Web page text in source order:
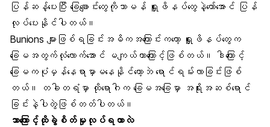
ပြန်ဆန့်ပေးပြီး ခြေချောင်းတွေကိုသာမန် ရှူးဖိနပ်တွေနဲ့တော်အောင် ပြန်
လုပ်ပေးနိုင်ပါတယ်။
Bunions များဖြစ်ရခြင်းအဓိကအကြောင်းကတော့ ရှူးဖိနပ်တွေက
ခြေမအတွက်လုံလောက်အောင် မကျယ်တာကြောင့်ဖြစ်တယ်။ ဒါကြောင့်
ခြေမကပုံမှန်နေရာမှာမနေနိုင်တော့ဘဲ ရောင်ရမ်းလာခြင်းဖြစ်
တယ်။ တခါတရံမှာ ထိုရောဂါက ခြေမအခြေမှာ အရိုးအဆစ်ရောင်
ခြင်းနဲ့ပါတွဲဖြစ်တတ်ပါတယ်။
ဘာကြောင့်ထိုခွဲစိတ်မှုလုပ်ရတာလဲ